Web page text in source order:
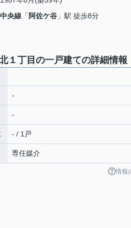
中央線 「 阿佐ケ谷 」駅 徒歩8分
１丁目の一戸建ての詳細情報
-
-
- / 1戸
専任媒介
情報